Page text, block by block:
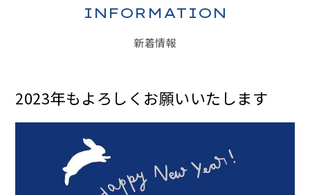
INFORMATION
新着情報
2023年もよろしくお願いいたします